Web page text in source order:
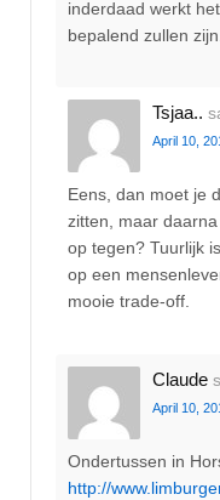
inderdaad werkt
bepalend zullen zijn.
Tsjaa..
April 10,
Eens, dan moet je
zitten, maar
op tegen? Tuurlijk
op een
mooie trade-off.
Claude
April 10,
Ondertussen in
http://